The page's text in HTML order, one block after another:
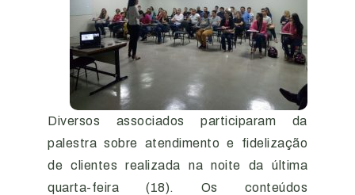
Diversos associados participaram da
palestra sobre atendimento e fidelização
de clientes realizada na noite da última
quarta-feira (18). Os conteúdos